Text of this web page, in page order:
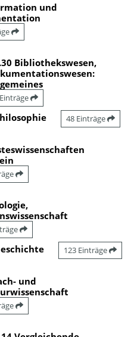
und
Bibliothekswesen,
48 Einträge
123 Einträge
und